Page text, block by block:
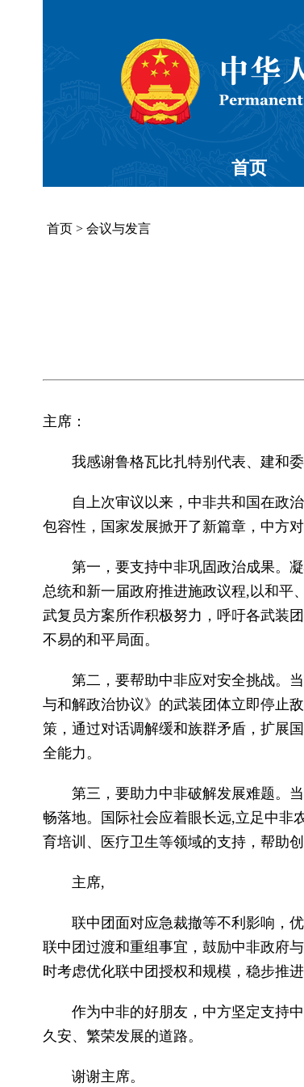
首页
首页 > 会议与发言
主席：
我感谢鲁格瓦比扎特别代表、建和
自上次审议以来，中非共和国在政
包容性，国家发展掀开了新篇章，中方
第一，要支持中非巩固政治成果。
总统和新一届政府推进施政议程,以和平
武复员方案所作积极努力，呼吁各武装
不易的和平局面。
第二，要帮助中非应对安全挑战。
与和解政治协议》的武装团体立即停止
策，通过对话调解缓和族群矛盾，扩展
全能力。
第三，要助力中非破解发展难题。
畅落地。国际社会应着眼长远,立足中非
育培训、医疗卫生等领域的支持，帮助
主席,
联中团面对应急裁撤等不利影响，
联中团过渡和重组事宜，鼓励中非政府
时考虑优化联中团授权和规模，稳步推
作为中非的好朋友，中方坚定支持
久安、繁荣发展的道路。
谢谢主席。